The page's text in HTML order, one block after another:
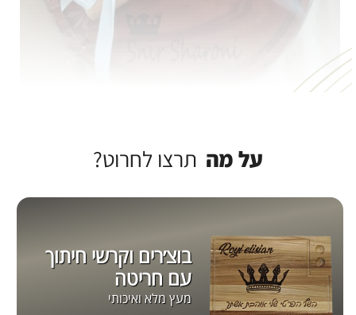
על מה תרצו לחרוט?
בוצ׳רים וקרשי חיתוך
עם חריטה
מעץ מלא ואיכותי